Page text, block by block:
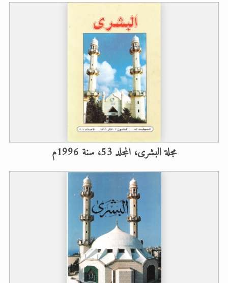
مجلة البشرى، المجلد 53، سنة 1996م